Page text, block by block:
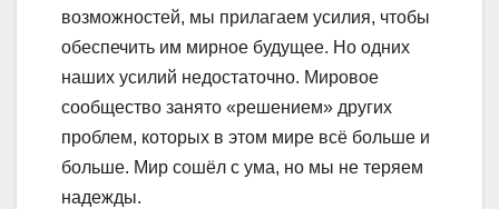
возможностей, мы прилагаем усилия, чтобы
обеспечить им мирное будущее. Но одних
наших усилий недостаточно. Мировое
сообщество занято «решением» других
проблем, которых в этом мире всё больше и
больше. Мир сошёл с ума, но мы не теряем
надежды.